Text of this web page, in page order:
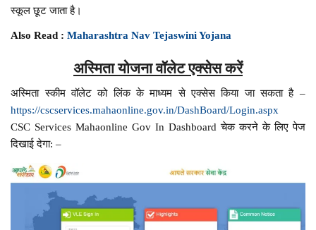
स्कूल छूट जाता है।
Also Read :Maharashtra Nav Tejaswini Yojana
अस्मिता योजना वॉलेट एक्सेस करें
अस्मिता स्कीम वॉलेट को लिंक के माध्यम से एक्सेस किया जा सकता है –
https://cscservices.mahaonline.gov.in/DashBoard/Login.aspx
CSC Services Mahaonline Gov In Dashboard चेक करने के लिए पेज
दिखाई देगा: –